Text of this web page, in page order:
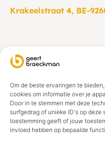
Om de beste ervaringen te
cookies om informatie over je
Door in te stemmen met deze
surfgedrag of unieke ID's op deze
toestemming geeft of jouw
invloed hebben op bepaalde
Krakeelstraat 4, BE-
openingsuren
Maandag – vrijdag:
Zaterdag en zondag:
Op afspraak ook